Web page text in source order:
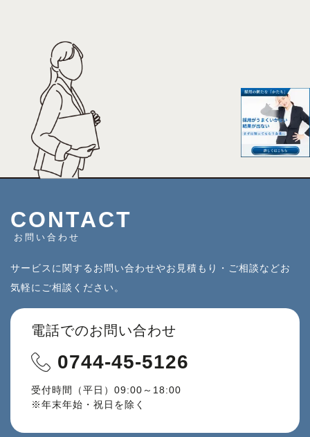
CONTACT
お問い合わせ
サービスに関するお問い合わせやお見積もり・ご相談などお
気軽にご相談ください。
電話でのお問い合わせ
0744-45-5126
受付時間（平日）09:00～18:00
※年末年始・祝日を除く